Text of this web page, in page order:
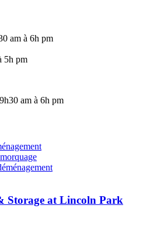
am à 6h pm
5h pm
am à 6h pm
Storage at Lincoln Park